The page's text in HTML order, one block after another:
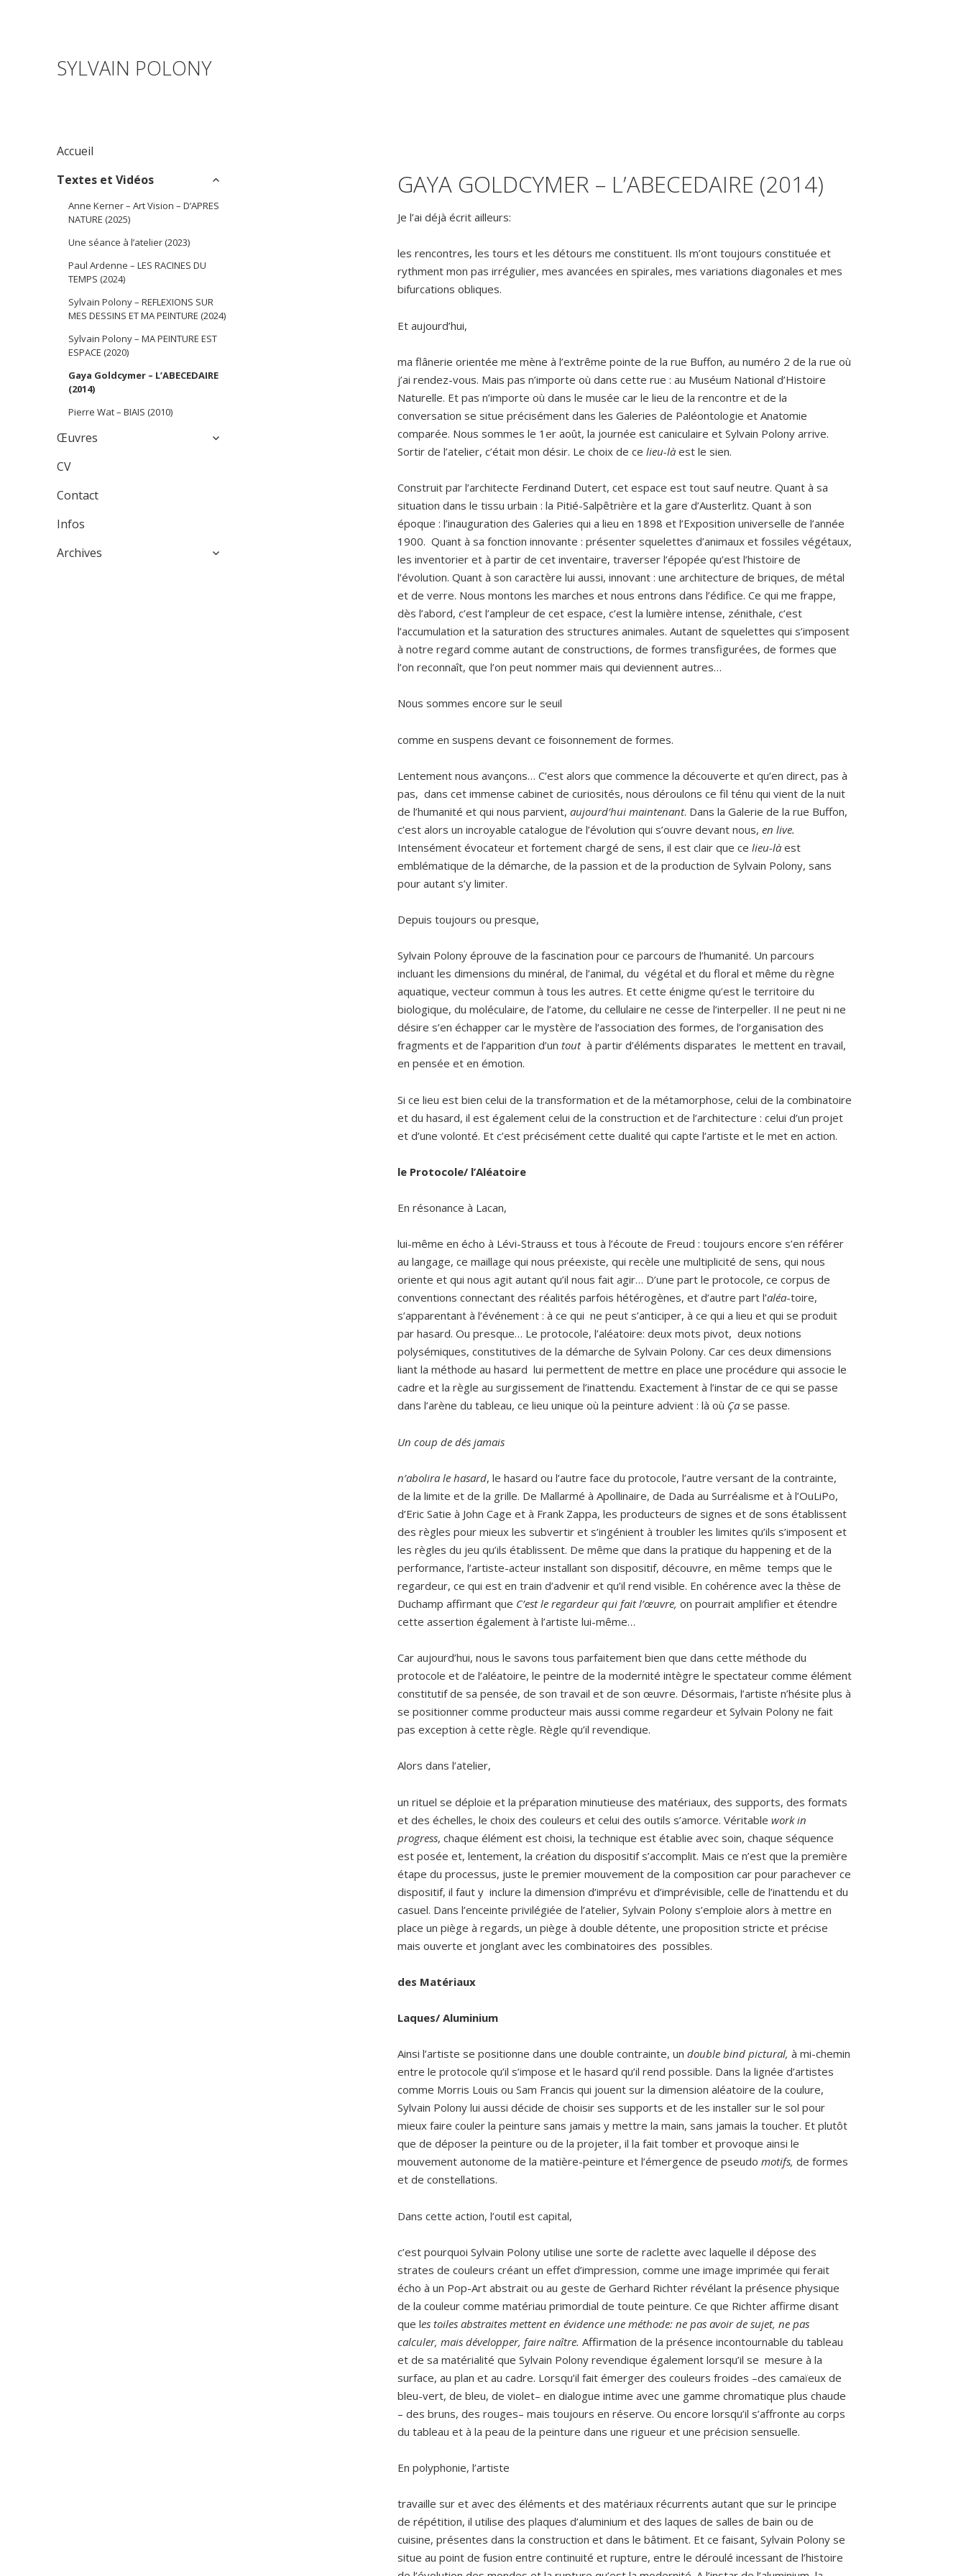
SYLVAIN POLONY
Accueil
Textes et Vidéos
expand
menu
Anne Kerner – Art Vision – D’APRES
NATURE (2025)
Une séance à l’atelier (2023)
Paul Ardenne – LES RACINES DU
TEMPS (2024)
Sylvain Polony – REFLEXIONS SUR
MES DESSINS ET MA PEINTURE (2024)
Sylvain Polony – MA PEINTURE EST
ESPACE (2020)
Gaya Goldcymer – L’ABECEDAIRE
(2014)
Pierre Wat – BIAIS (2010)
Œuvres
expand
CV
Contact
Infos
Archives
expand
GAYA GOLDCYMER – L’ABECEDAIRE (2014)
Je l’ai déjà écrit ailleurs:
les rencontres, les tours et les détours me constituent. Ils m’ont toujours constituée et
rythment mon pas irrégulier, mes avancées en spirales, mes variations diagonales et mes
bifurcations obliques.
Et aujourd’hui,
ma flânerie orientée me mène à l’extrême pointe de la rue Buffon, au numéro 2 de la rue où
j’ai rendez-vous. Mais pas n’importe où dans cette rue : au Muséum National d’Histoire
Naturelle. Et pas n’importe où dans le musée car le lieu de la rencontre et de la
conversation se situe précisément dans les Galeries de Paléontologie et Anatomie
comparée. Nous sommes le 1er août, la journée est caniculaire et Sylvain Polony arrive.
Sortir de l’atelier, c’était mon désir. Le choix de celieu-làest le sien.
Construit par l’architecte Ferdinand Dutert, cet espace est tout sauf neutre. Quant à sa
situation dans le tissu urbain : la Pitié-Salpêtrière et la gare d’Austerlitz. Quant à son
époque : l’inauguration des Galeries qui a lieu en 1898 et l’Exposition universelle de l’année
1900. Quant à sa fonction innovante : présenter squelettes d’animaux et fossiles végétaux,
les inventorier et à partir de cet inventaire, traverser l’épopée qu’est l’histoire de
l’évolution. Quant à son caractère lui aussi, innovant : une architecture de briques, de métal
et de verre. Nous montons les marches et nous entrons dans l’édifice. Ce qui me frappe,
dès l’abord, c’est l’ampleur de cet espace, c’est la lumière intense, zénithale, c’est
l’accumulation et la saturation des structures animales. Autant de squelettes qui s’imposent
à notre regard comme autant de constructions, de formes transfigurées, de formes que
l’on reconnaît, que l’on peut nommer mais qui deviennent autres…
Nous sommes encore sur le seuil
comme en suspens devant ce foisonnement de formes.
Lentement nous avançons… C’est alors que commence la découverte et qu’en direct, pas à
pas, dans cet immense cabinet de curiosités, nous déroulons ce fil ténu qui vient de la nuit
de l’humanité et qui nous parvient,aujourd’hui maintenant. Dans la Galerie de la rue Buffon,
c’est alors un incroyable catalogue de l’évolution qui s’ouvre devant nous,en live.
Intensément évocateur et fortement chargé de sens, il est clair que celieu-là est
emblématique de la démarche, de la passion et de la production de Sylvain Polony, sans
pour autant s’y limiter.
Depuis toujours ou presque,
Sylvain Polony éprouve de la fascination pour ce parcours de l’humanité. Un parcours
incluant les dimensions du minéral, de l’animal, du végétal et du floral et même du règne
aquatique, vecteur commun à tous les autres. Et cette énigme qu’est le territoire du
biologique, du moléculaire, de l’atome, du cellulaire ne cesse de l’interpeller. Il ne peut ni ne
désire s’en échapper car le mystère de l’association des formes, de l’organisation des
fragments et de l’apparition d’untoutà partir d’éléments disparates le mettent en travail,
en pensée et en émotion.
Si ce lieu est bien celui de la transformation et de la métamorphose, celui de la combinatoire
et du hasard, il est également celui de la construction et de l’architecture : celui d’un projet
et d’une volonté. Et c’est précisément cette dualité qui capte l’artiste et le met en action.
le Protocole/ l’Aléatoire
En résonance à Lacan,
lui-même en écho à Lévi-Strauss et tous à l’écoute de Freud : toujours encore s’en référer
au langage, ce maillage qui nous préexiste, qui recèle une multiplicité de sens, qui nous
oriente et qui nous agit autant qu’il nous fait agir… D’une part le protocole, ce corpus de
conventions connectant des réalités parfois hétérogènes, et d’autre part l’aléa-toire,
s’apparentant à l’événement : à ce qui ne peut s’anticiper, à ce qui a lieu et qui se produit
par hasard. Ou presque… Le protocole, l’aléatoire: deux mots pivot, deux notions
polysémiques, constitutives de la démarche de Sylvain Polony. Car ces deux dimensions
liant la méthode au hasard lui permettent de mettre en place une procédure qui associe le
cadre et la règle au surgissement de l’inattendu. Exactement à l’instar de ce qui se passe
dans l’arène du tableau, ce lieu unique où la peinture advient : là où Çase passe.
Un coup de dés jamais
n’abolira le hasard, le hasard ou l’autre face du protocole, l’autre versant de la contrainte,
de la limite et de la grille. De Mallarmé à Apollinaire, de Dada au Surréalisme et à l’OuLiPo,
d’Eric Satie à John Cage et à Frank Zappa, les producteurs de signes et de sons établissent
des règles pour mieux les subvertir et s’ingénient à troubler les limites qu’ils s’imposent et
les règles du jeu qu’ils établissent. De même que dans la pratique du happening et de la
performance, l’artiste-acteur installant son dispositif, découvre, en même temps que le
regardeur, ce qui est en train d’advenir et qu’il rend visible. En cohérence avec la thèse de
Duchamp affirmant que C’est le regardeur qui fait l’œuvre,on pourrait amplifier et étendre
cette assertion également à l’artiste lui-même…
Car aujourd’hui, nous le savons tous parfaitement bien que dans cette méthode du
protocole et de l’aléatoire, le peintre de la modernité intègre le spectateur comme élément
constitutif de sa pensée, de son travail et de son œuvre. Désormais, l’artiste n’hésite plus à
se positionner comme producteur mais aussi comme regardeur et Sylvain Polony ne fait
pas exception à cette règle. Règle qu’il revendique.
Alors dans l’atelier,
un rituel se déploie et la préparation minutieuse des matériaux, des supports, des formats
et des échelles, le choix des couleurs et celui des outils s’amorce. Véritablework in
progress, chaque élément est choisi, la technique est établie avec soin, chaque séquence
est posée et, lentement, la création du dispositif s’accomplit. Mais ce n’est que la première
étape du processus, juste le premier mouvement de la composition car pour parachever ce
dispositif, il faut y inclure la dimension d’imprévu et d’imprévisible, celle de l’inattendu et du
casuel. Dans l’enceinte privilégiée de l’atelier, Sylvain Polony s’emploie alors à mettre en
place un piège à regards, un piège à double détente, une proposition stricte et précise
mais ouverte et jonglant avec les combinatoires des possibles.
des Matériaux
Laques/ Aluminium
Ainsi l’artiste se positionne dans une double contrainte, undouble bind pictural,à mi-chemin
entre le protocole qu’il s’impose et le hasard qu’il rend possible. Dans la lignée d’artistes
comme Morris Louis ou Sam Francis qui jouent sur la dimension aléatoire de la coulure,
Sylvain Polony lui aussi décide de choisir ses supports et de les installer sur le sol pour
mieux faire couler la peinture sans jamais y mettre la main, sans jamais la toucher. Et plutôt
que de déposer la peinture ou de la projeter, il la fait tomber et provoque ainsi le
mouvement autonome de la matière-peinture et l’émergence de pseudomotifs,de formes
et de constellations.
Dans cette action, l’outil est capital,
c’est pourquoi Sylvain Polony utilise une sorte de raclette avec laquelle il dépose des
strates de couleurs créant un effet d’impression, comme une image imprimée qui ferait
écho à un Pop-Art abstrait ou au geste de Gerhard Richter révélant la présence physique
de la couleur comme matériau primordial de toute peinture. Ce que Richter affirme disant
que les toiles abstraites mettent en évidence une méthode: ne pas avoir de sujet, ne pas
calculer, mais développer, faire naître. Affirmation de la présence incontournable du tableau
et de sa matérialité que Sylvain Polony revendique également lorsqu’il se mesure à la
surface, au plan et au cadre. Lorsqu’il fait émerger des couleurs froides –des camaïeux de
bleu-vert, de bleu, de violet– en dialogue intime avec une gamme chromatique plus chaude
– des bruns, des rouges– mais toujours en réserve. Ou encore lorsqu’il s’affronte au corps
du tableau et à la peau de la peinture dans une rigueur et une précision sensuelle.
En polyphonie, l’artiste
travaille sur et avec des éléments et des matériaux récurrents autant que sur le principe
de répétition, il utilise des plaques d’aluminium et des laques de salles de bain ou de
cuisine, présentes dans la construction et dans le bâtiment. Et ce faisant, Sylvain Polony se
situe au point de fusion entre continuité et rupture, entre le déroulé incessant de l’histoire